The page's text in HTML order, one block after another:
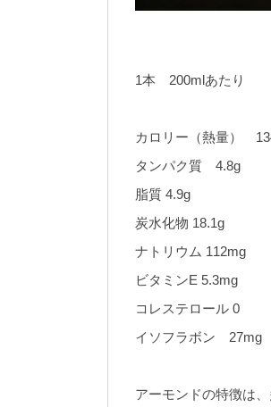
1本 200mlあたり
カロリー（熱量）
タンパク質 4.8g
脂質 4.9g
炭水化物 18.1g
ナトリウム 112mg
ビタミンE 5.3mg
コレステロール 0
イソフラボン 27mg
アーモンドの特徴は